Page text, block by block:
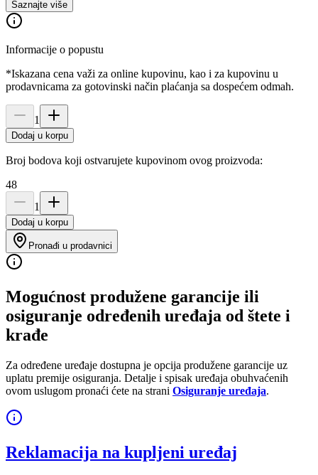
Saznajte više
Informacije o popustu
*Iskazana cena važi za online kupovinu, kao i za kupovinu u
prodavnicama za gotovinski način plaćanja sa dospećem odmah.
1
Dodaj u korpu
Broj bodova koji ostvarujete kupovinom ovog proizvoda:
48
1
Dodaj u korpu
Pronađi u prodavnici
Mogućnost produžene garancije ili
osiguranje određenih uređaja od štete i
krađe
Za određene uređaje dostupna je opcija produžene garancije uz
uplatu premije osiguranja. Detalje i spisak uređaja obuhvaćenih
ovom uslugom pronaći ćete na strani Osiguranje uređaja.
Reklamacija na kupljeni uređaj